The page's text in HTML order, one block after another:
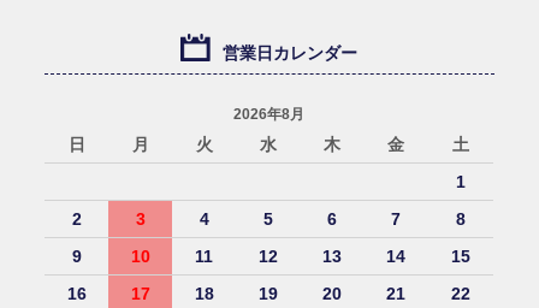
営業日カレンダー
2026年8月
日 月 火 水 木 金
土
1
2
3 4 5 6 7
8
9
10 11 12 13 14
15
16
17 18 19 20 21
22